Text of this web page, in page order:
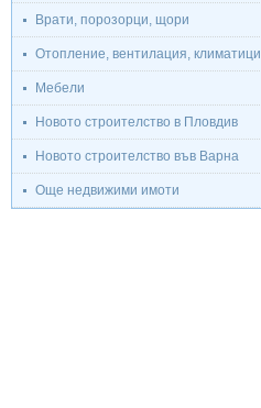
Врати, порозорци, щори
Отопление, вентилация, климатици
Мебели
Новото строителство в Пловдив
Новото строителство във Варна
Още недвижими имоти